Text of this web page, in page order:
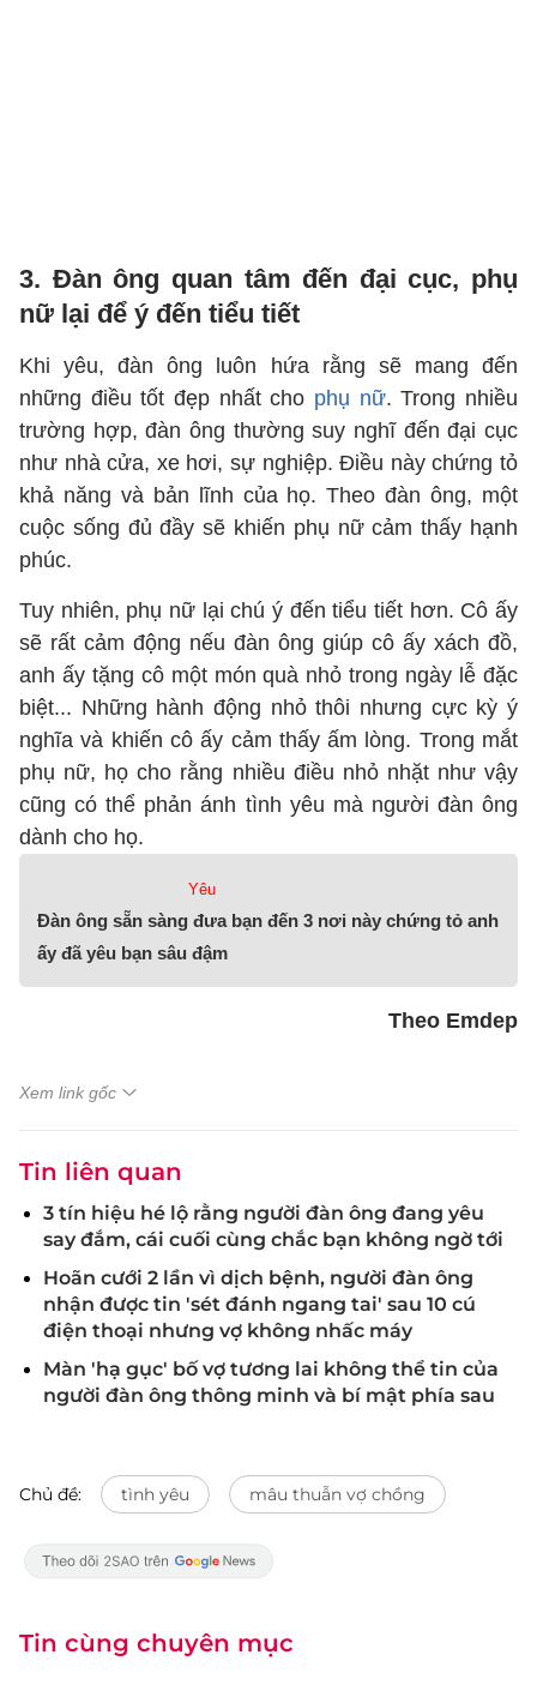
3. Đàn ông quan tâm đến đại cục, phụ
nữ lại để ý đến tiểu tiết
Khi yêu, đàn ông luôn hứa rằng sẽ mang đến
những điều tốt đẹp nhất cho phụ nữ. Trong nhiều
trường hợp, đàn ông thường suy nghĩ đến đại cục
như nhà cửa, xe hơi, sự nghiệp. Điều này chứng tỏ
khả năng và bản lĩnh của họ. Theo đàn ông, một
cuộc sống đủ đầy sẽ khiến phụ nữ cảm thấy hạnh
phúc.
Tuy nhiên, phụ nữ lại chú ý đến tiểu tiết hơn. Cô ấy
sẽ rất cảm động nếu đàn ông giúp cô ấy xách đồ,
anh ấy tặng cô một món quà nhỏ trong ngày lễ đặc
biệt... Những hành động nhỏ thôi nhưng cực kỳ ý
nghĩa và khiến cô ấy cảm thấy ấm lòng. Trong mắt
phụ nữ, họ cho rằng nhiều điều nhỏ nhặt như vậy
cũng có thể phản ánh tình yêu mà người đàn ông
dành cho họ.
Yêu
Đàn ông sẵn sàng đưa bạn đến 3 nơi này chứng tỏ anh
ấy đã yêu bạn sâu đậm
Theo Emdep
Xem link gốc
Tin liên quan
3 tín hiệu hé lộ rằng người đàn ông đang yêu
say đắm, cái cuối cùng chắc bạn không ngờ tới
Hoãn cưới 2 lần vì dịch bệnh, người đàn ông
nhận được tin 'sét đánh ngang tai' sau 10 cú
điện thoại nhưng vợ không nhấc máy
Màn 'hạ gục' bố vợ tương lai không thể tin của
người đàn ông thông minh và bí mật phía sau
Chủ đề: tình yêu mâu thuẫn vợ chồng
Tin cùng chuyên mục